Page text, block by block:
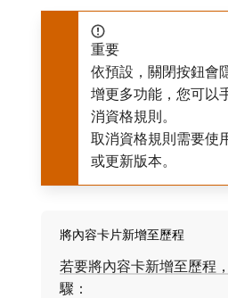
重要
依預設，關閉按鈕會
增更多功能，您可以
消資格規則。
取消資格規則需要使
或更新版本。
將內容卡片新增至歷程
若要將內容卡新增至歷程
驟：